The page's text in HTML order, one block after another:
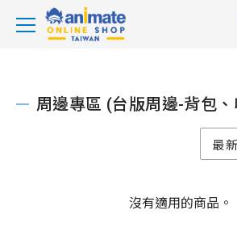
周邊專區 (台版周邊-背包
沒有適用的商品。